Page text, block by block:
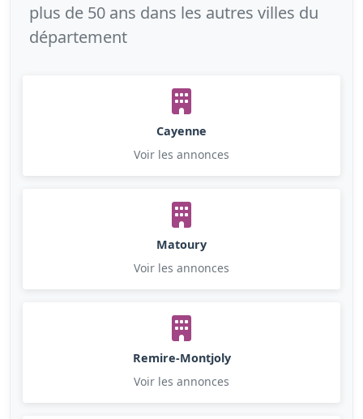
plus de 50 ans dans les autres villes du
département
Cayenne
Voir les annonces
Matoury
Voir les annonces
Remire-Montjoly
Voir les annonces